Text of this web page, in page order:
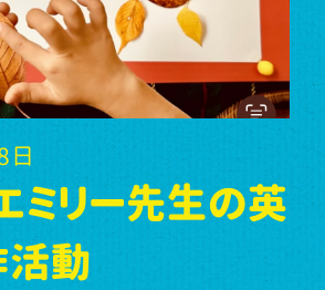
日
ミリー先生の英
動